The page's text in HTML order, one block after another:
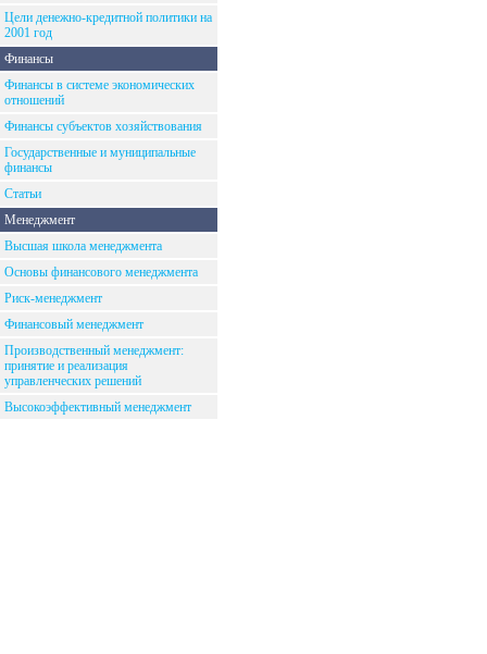
Цели денежно-кредитной политики на
2001 год
Финансы
Финансы в системе экономических
отношений
Финансы субъектов хозяйствования
Государственные и муниципальные
финансы
Статьи
Менеджмент
Высшая школа менеджмента
Основы финансового менеджмента
Риск-менеджмент
Финансовый менеджмент
Производственный менеджмент:
принятие и реализация
управленческих решений
Высокоэффективный менеджмент